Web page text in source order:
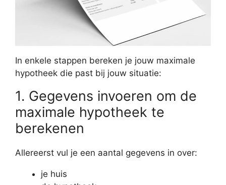
In enkele stappen bereken je jouw maximale
hypotheek die past bij jouw situatie:
1. Gegevens invoeren om de
maximale hypotheek te
berekenen
Allereerst vul je een aantal gegevens in over:
je huis